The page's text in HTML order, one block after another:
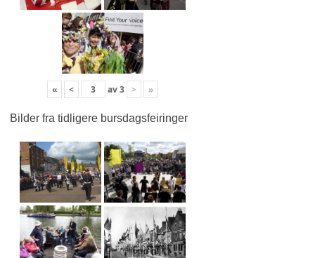
« < av3 > »
Bilder fra tidligere bursdagsfeiringer